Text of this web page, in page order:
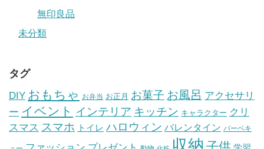
無印良品
未分類
タグ
DIY おもちゃ お弁当 お正月 お菓子 お風呂 アクセサリ
ー イベント インテリア キッチン キャラクター クリ
スマス スマホ トイレ ハロウィン バレンタイン バーベキ
収納 子供